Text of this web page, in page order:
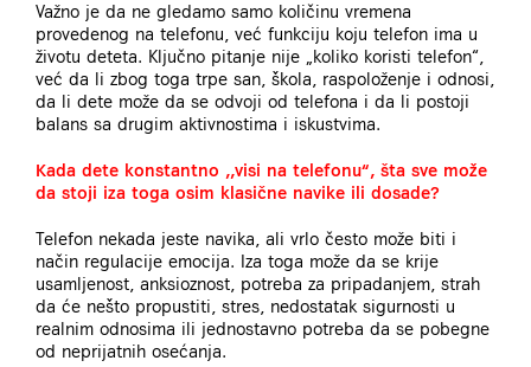
Važno je da ne gledamo samo količinu vremena
provedenog na telefonu, već funkciju koju telefon ima u
životu deteta. Ključno pitanje nije „koliko koristi telefon“,
već da li zbog toga trpe san, škola, raspoloženje i odnosi,
da li dete može da se odvoji od telefona i da li postoji
balans sa drugim aktivnostima i iskustvima.
Kada dete konstantno ,,visi na telefonu“, šta sve može
da stoji iza toga osim klasične navike ili dosade?
Telefon nekada jeste navika, ali vrlo često može biti i
način regulacije emocija. Iza toga može da se krije
usamljenost, anksioznost, potreba za pripadanjem, strah
da će nešto propustiti, stres, nedostatak sigurnosti u
realnim odnosima ili jednostavno potreba da se pobegne
od neprijatnih osećanja.